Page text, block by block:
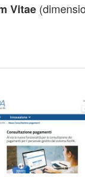
Vitae